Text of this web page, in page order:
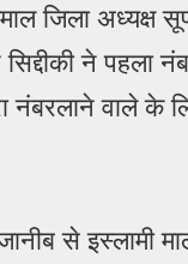
जिला अध्यक्ष
ने पहला
वाले के
से इस्लामी